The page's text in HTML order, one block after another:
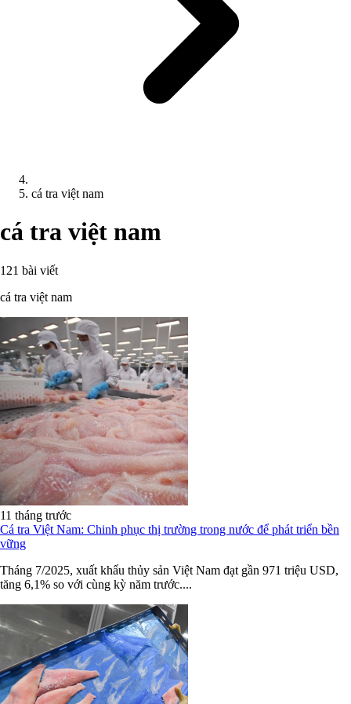
cá tra việt nam
cá tra việt nam
121 bài viết
cá tra việt nam
11 tháng trước
Cá tra Việt Nam: Chinh phục thị trường trong nước để phát triển bền
vững
Tháng 7/2025, xuất khẩu thủy sản Việt Nam đạt gần 971 triệu USD,
tăng 6,1% so với cùng kỳ năm trước....